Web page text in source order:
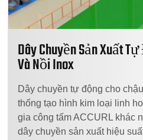
Dây Chuyền Sản Xuất
Và Nồi Inox
Dây chuyền tự động cho
thống tạo hình kim loại linh
gia công tấm ACCURL khác
dây chuyền sản xuất hiệu